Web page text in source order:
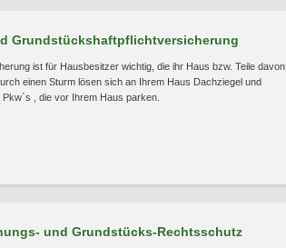
Grundstückshaftpflichtversicherung
ist für Hausbesitzer wichtig, die ihr Haus bzw. Teile davon
einen Sturm lösen sich an Ihrem Haus Dachziegel und
, die vor Ihrem Haus parken.
und Grundstücks-Rechtsschutz